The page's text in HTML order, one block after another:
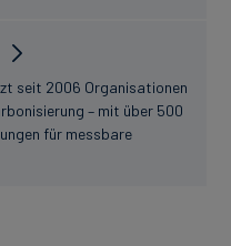
seit 2006 Organisationen
– mit über 500
für messbare